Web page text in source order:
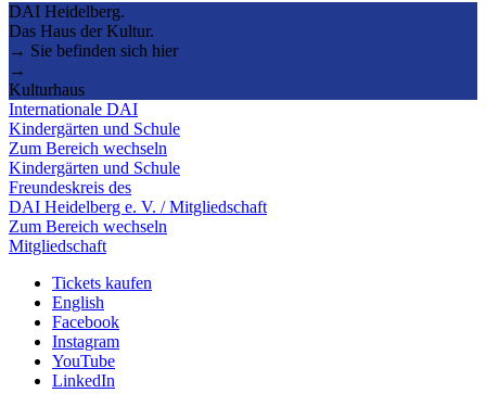
DAI Heidelberg.
Das Haus der Kultur.
→ Sie befinden sich hier
→
Kulturhaus
Internationale DAI
Kindergärten und Schule
Zum Bereich wechseln
Kindergärten und Schule
Freundeskreis des
DAI Heidelberg e. V. / Mitgliedschaft
Zum Bereich wechseln
Mitgliedschaft
Tickets kaufen
English
Facebook
Instagram
YouTube
LinkedIn